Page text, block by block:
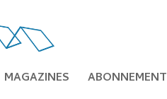
MAGAZINES ABONNEMENT